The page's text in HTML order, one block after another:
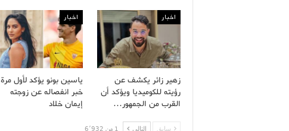
اخبار
زهير زائر يكشف عن
رؤيته للكوميديا ويؤكد أن
القرب من الجمهور…
اخبار
ياسين بونو يؤكد لأول مرة
خبر انفصاله عن زوجته
إيمان خلاد
سابق التالى